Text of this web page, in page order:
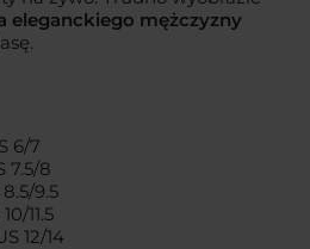
eleganckiego mężczyzny
6/7
7.5/8
9.5
11.5
12/14